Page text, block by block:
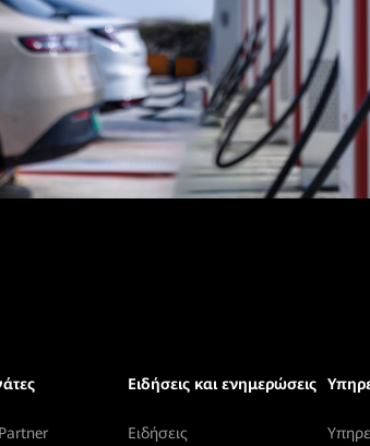
Ειδήσεις και ενημερώσεις
Ειδήσεις